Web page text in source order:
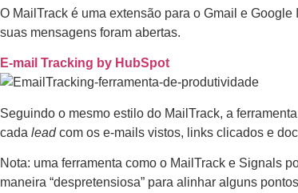
O MailTrack é uma extensão para o Gmail e
suas mensagens foram abertas.
E-mail Tracking by HubSpot
Seguindo o mesmo estilo do MailTrack, a
cada leadcom os e-mails vistos, links clicados e
Nota: uma ferramenta como o MailTrack e Signals
maneira “despretensiosa” para alinhar alguns